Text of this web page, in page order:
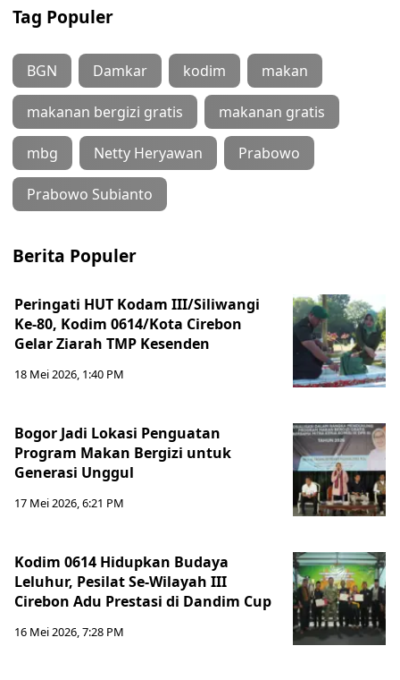
Tag Populer
BGN Damkar kodim makan
makanan bergizi gratis makanan gratis
mbg Netty Heryawan Prabowo
Prabowo Subianto
Berita Populer
Peringati HUT Kodam III/Siliwangi
Ke-80, Kodim 0614/Kota Cirebon
Gelar Ziarah TMP Kesenden
18 Mei 2026, 1:40 PM
Bogor Jadi Lokasi Penguatan
Program Makan Bergizi untuk
Generasi Unggul
17 Mei 2026, 6:21 PM
Kodim 0614 Hidupkan Budaya
Leluhur, Pesilat Se-Wilayah III
Cirebon Adu Prestasi di Dandim Cup
16 Mei 2026, 7:28 PM